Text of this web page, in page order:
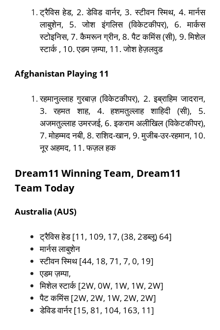
ट्रैविस हेड, 2. डेविड वार्नर, 3. स्टीवन स्मिथ, 4. मार्नस
लाबुशेन, 5. जोश इंगलिस (विकेटकीपर), 6. मार्कस
स्टोइनिस, 7. कैमरून ग्रीन, 8. पैट कमिंस (सी), 9. मिशेल
स्टार्क , 10. एडम ज़म्पा, 11. जोश हेज़लवुड
Afghanistan Playing 11
रहमानुल्लाह गुरबाज़ (विकेटकीपर), 2. इब्राहिम जादरान,
3. रहमत शाह, 4. हशमतुल्लाह शाहिदी (सी), 5.
अजमतुल्लाह उमरजई, 6. इकराम अलीखिल (विकेटकीपर),
7. मोहम्मद नबी, 8. राशिद-खान, 9. मुजीब-उर-रहमान, 10.
नूर अहमद, 11. फज़ल हक
Dream11 Winning Team, Dream11
Team Today
Australia (AUS)
ट्रैविस हेड [11, 109, 17, (38, 2डब्लू) 64]
मार्नस लाबुशेन
स्टीवन स्मिथ [44, 18, 71, 7, 0, 19]
एडम ज़म्पा,
मिशेल स्टार्क [2W, 0W, 1W, 1W, 2W]
पैट कमिंस [2W, 2W, 1W, 2W, 2W]
डेविड वार्नर [15, 81, 104, 163, 11]